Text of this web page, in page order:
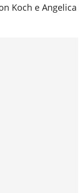
Koch e Angelica